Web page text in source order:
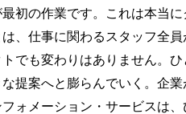
初の作業です。これは本当
、仕事に関わるスタッフ全
でも変わりはありません。
提案へと膨らんでいく。企
ォメーション・サービスは